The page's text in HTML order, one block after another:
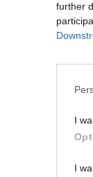
further
I
I
a több